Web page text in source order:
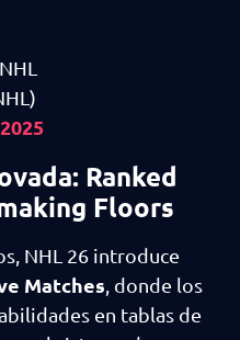
Ranked
Floors
NHL 26 introduce
Matches , donde los
en tablas de